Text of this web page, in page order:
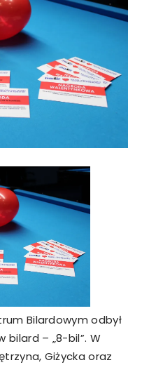
Bilardowym odbył
bilard – „8-bil”. W
Giżycka oraz